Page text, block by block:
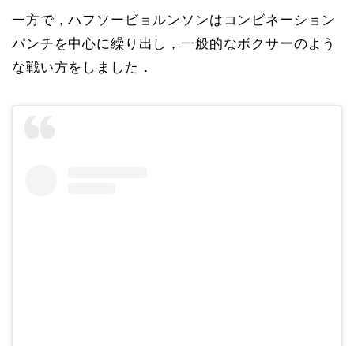
一方で，ハフソービョルンソンはコンビネーション
パンチを中心に繰り出し，一般的なボクサーのよう
な戦い方をしました．